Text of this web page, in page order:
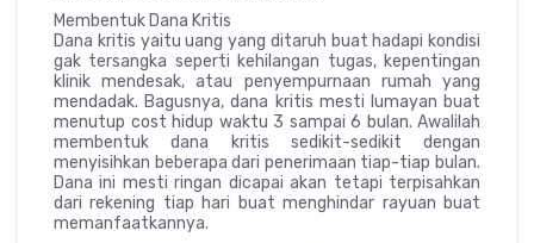
Membentuk Dana Kritis
Dana kritis yaitu uang yang ditaruh buat hadapi kondisi
gak tersangka seperti kehilangan tugas, kepentingan
klinik mendesak, atau penyempurnaan rumah yang
mendadak. Bagusnya, dana kritis mesti lumayan buat
menutup cost hidup waktu 3 sampai 6 bulan. Awalilah
membentuk dana kritis sedikit-sedikit dengan
menyisihkan beberapa dari penerimaan tiap-tiap bulan.
Dana ini mesti ringan dicapai akan tetapi terpisahkan
dari rekening tiap hari buat menghindar rayuan buat
memanfaatkannya.